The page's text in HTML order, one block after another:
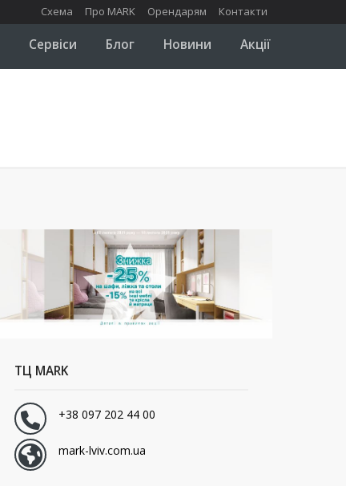
Схема Про MARK Орендарям Контакти
Сервіси Блог Новини Акції
ТЦ MARK
+38 097 202 44 00
mark-lviv.com.ua